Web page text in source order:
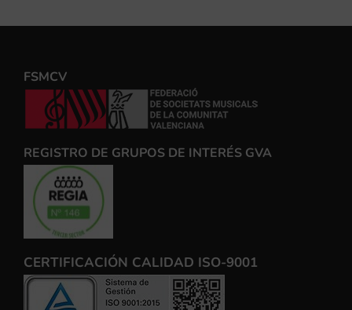
FSMCV
REGISTRO DE GRUPOS DE INTERÉS GVA
CERTIFICACIÓN CALIDAD ISO-9001